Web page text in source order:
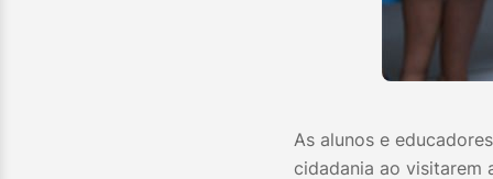
As alunos e
cidadania ao visitarem